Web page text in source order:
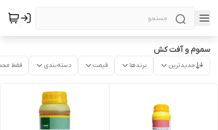
سموم و آفت کش
جدیدترین برندها قیمت دسته‌بندی فقط